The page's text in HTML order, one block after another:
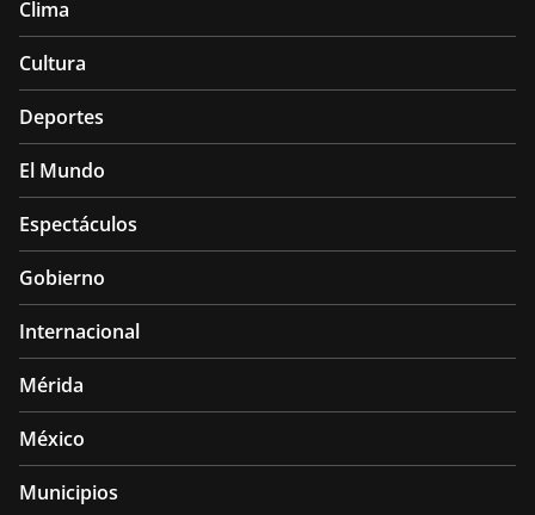
Clima
Cultura
Deportes
El Mundo
Espectáculos
Gobierno
Internacional
Mérida
México
Municipios